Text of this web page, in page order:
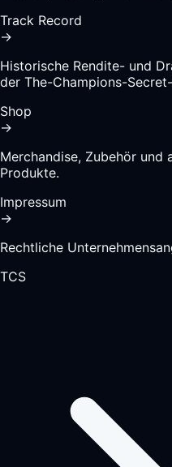
Track Record
→
Historische Rendite- und
der The-Champions-
Shop
→
Merchandise, Zubehör und
Produkte.
Impressum
→
Rechtliche
TCS